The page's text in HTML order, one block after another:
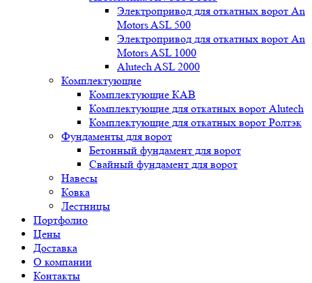
Электропривод для откатных ворот An
Motors ASL 500
Электропривод для откатных ворот An
Motors ASL 1000
Alutech ASL 2000
Комплектующие
Комплектующие КАВ
Комплектующие для откатных ворот Alutech
Комплектующие для откатных ворот Ролтэк
Фундаменты для ворот
Бетонный фундамент для ворот
Свайный фундамент для ворот
Навесы
Ковка
Лестницы
Портфолио
Цены
Доставка
О компании
Контакты